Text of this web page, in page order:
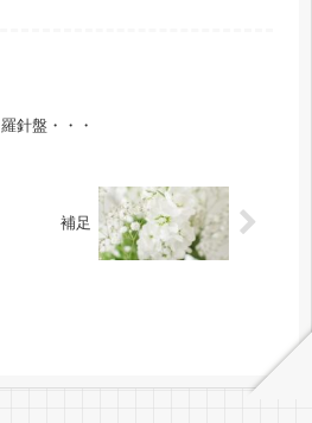
愕の私が有名・著名人の方がたが、た
くさんいらっしゃいますと・・・お話
がより本人の自分（弥勒菩薩様）にそ
れなりに見合う波動の人でない
と・・・他にはいないのです。と、何
度もお願いされる都度・・・にわかに
は信じられない今よりもっと至らない
在に至っています永遠普遍の霊的真理
羅針盤・・・
補足